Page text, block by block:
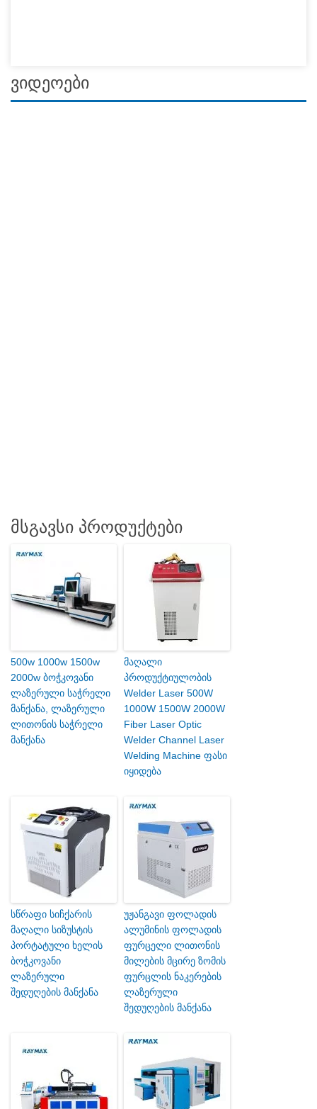
ვიდეოები
მსგავსი პროდუქტები
500w 1000w 1500w
2000w ბოჭკოვანი
ლაზერული საჭრელი
მანქანა, ლაზერული
ლითონის საჭრელი
მანქანა
მაღალი
პროდუქტიულობის
Welder Laser 500W
1000W 1500W 2000W
Fiber Laser Optic
Welder Channel Laser
Welding Machine ფასი
იყიდება
სწრაფი სიჩქარის
მაღალი სიზუსტის
პორტატული ხელის
ბოჭკოვანი
ლაზერული
შედუღების მანქანა
უჟანგავი ფოლადის
ალუმინის ფოლადის
ფურცელი ლითონის
მილების მცირე ზომის
ფურცლის ნაკერების
ლაზერული
შედუღების მანქანა